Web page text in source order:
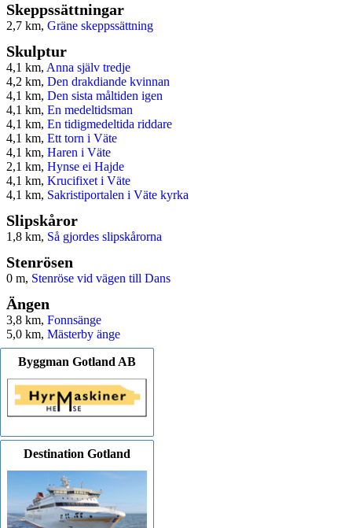
Skeppssättningar
2,7 km, Gräne skeppssättning
Skulptur
4,1 km, Anna själv tredje
4,2 km, Den drakdiande kvinnan
4,1 km, Den sista måltiden igen
4,1 km, En medeltidsman
4,1 km, En tidigmedeltida riddare
4,1 km, Ett torn i Väte
4,1 km, Haren i Väte
2,1 km, Hynse ei Hajde
4,1 km, Krucifixet i Väte
4,1 km, Sakristiportalen i Väte kyrka
Slipskåror
1,8 km, Så gjordes slipskårorna
Stenrösen
0 m, Stenröse vid vägen till Dans
Ängen
3,8 km, Fonnsänge
5,0 km, Mästerby änge
Byggman Gotland AB
Destination Gotland